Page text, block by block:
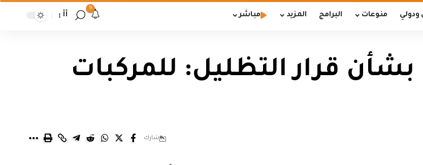
ودولي منوعات البرامج المزيد مباشر
9
أأ
قرار التظليل: للمركبات
شارك